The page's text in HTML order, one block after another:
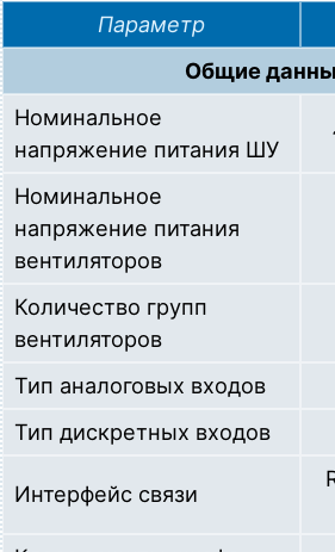
Параметр
Общие
Номинальное
напряжение питания ШУ
Номинальное
напряжение питания
вентиляторов
Количество групп
вентиляторов
Тип аналоговых входов
Тип дискретных входов
Интерфейс связи